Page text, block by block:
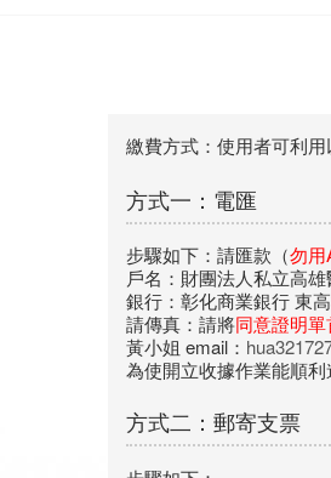
繳費方式：使用者可利
方式一：電匯
步驟如下：請匯款（勿用
戶名：財團法人私立高
銀行：彰化商業銀行 東
請傳真：請將同意證明單
黃小姐 email：
為使開立收據作業能順
方式二：郵寄支票